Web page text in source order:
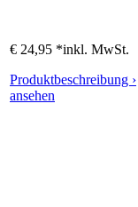
€ 24,95 *inkl. MwSt.
Produktbeschreibung ›
ansehen